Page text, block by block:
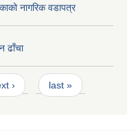
नागरिक वडापत्र
ढाँचा
› last »